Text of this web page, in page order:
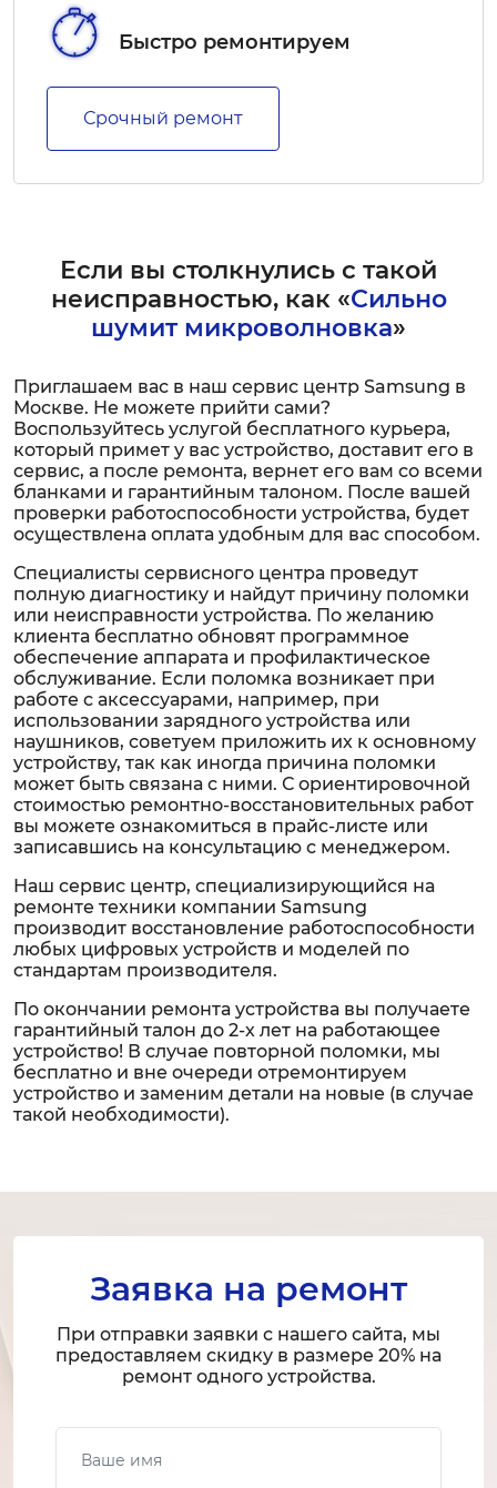
Быстро ремонтируем
Срочный ремонт
Если вы столкнулись с такой
неисправностью, как «Сильно
шумит микроволновка»
Приглашаем вас в наш сервис центр Samsung в
Москве. Не можете прийти сами?
Воспользуйтесь услугой бесплатного курьера,
который примет у вас устройство, доставит его в
сервис, а после ремонта, вернет его вам со всеми
бланками и гарантийным талоном. После вашей
проверки работоспособности устройства, будет
осуществлена оплата удобным для вас способом.
Специалисты сервисного центра проведут
полную диагностику и найдут причину поломки
или неисправности устройства. По желанию
клиента бесплатно обновят программное
обеспечение аппарата и профилактическое
обслуживание. Если поломка возникает при
работе с аксессуарами, например, при
использовании зарядного устройства или
наушников, советуем приложить их к основному
устройству, так как иногда причина поломки
может быть связана с ними. С ориентировочной
стоимостью ремонтно-восстановительных работ
вы можете ознакомиться в прайс-листе или
записавшись на консультацию с менеджером.
Наш сервис центр, специализирующийся на
ремонте техники компании Samsung
производит восстановление работоспособности
любых цифровых устройств и моделей по
стандартам производителя.
По окончании ремонта устройства вы получаете
гарантийный талон до 2-х лет на работающее
устройство! В случае повторной поломки, мы
бесплатно и вне очереди отремонтируем
устройство и заменим детали на новые (в случае
такой необходимости).
Заявка на ремонт
При отправки заявки с нашего сайта, мы
предоставляем скидку в размере 20% на
ремонт одного устройства.
Ваше имя